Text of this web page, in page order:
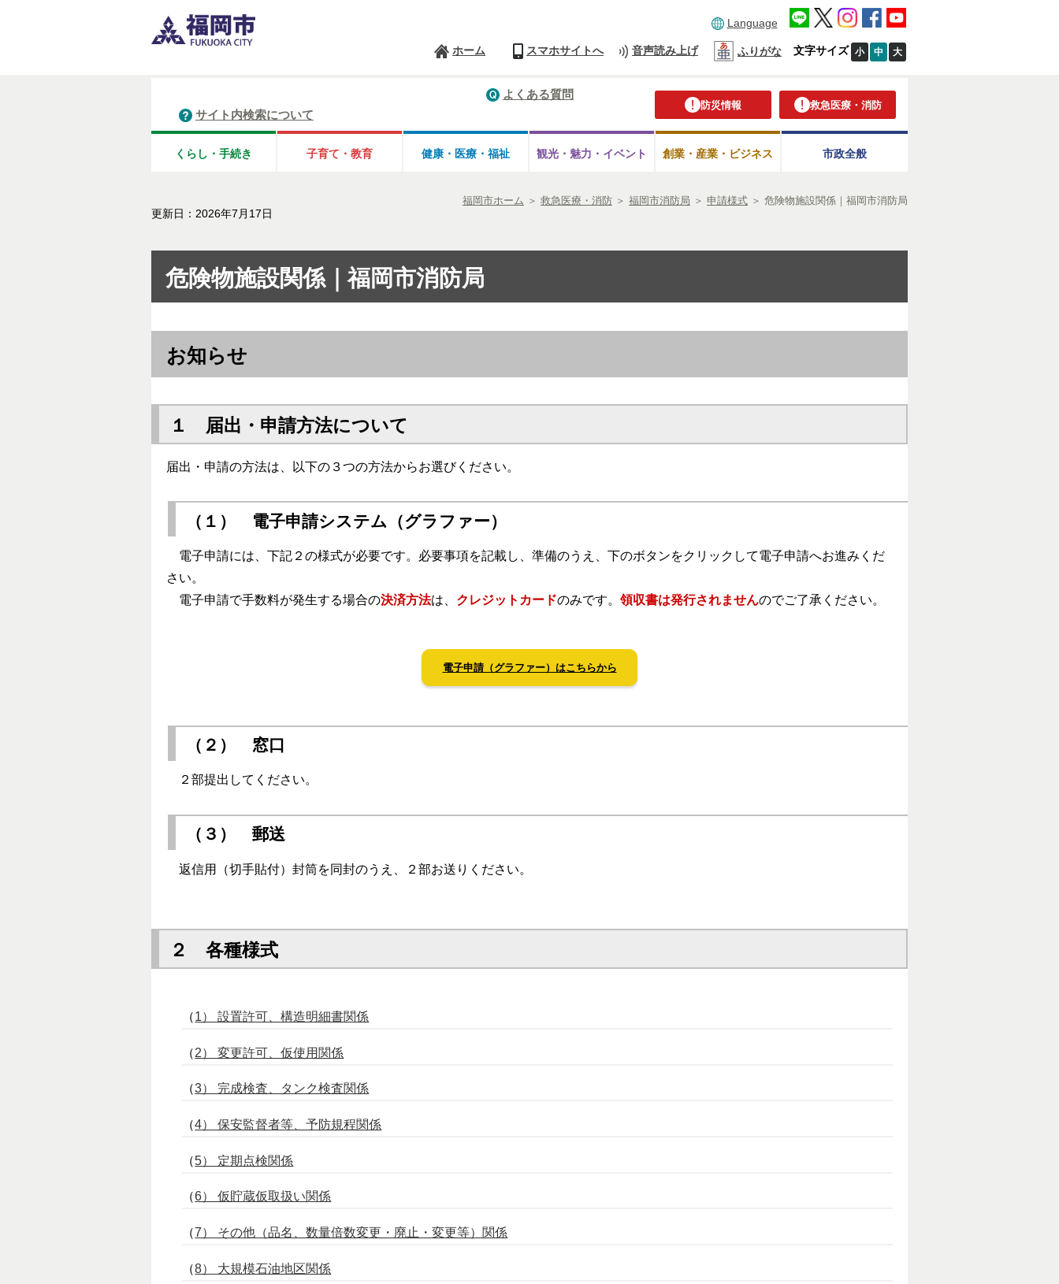
Language
ホーム スマホサイトへ 音声読み上げ ふりがな 文字サイズ 小 中 大
防災情報 救急医療・消防
よくある質問
サイト内検索について
くらし・手続き 子育て・教育 健康・医療・ 福祉 観光・魅力・ イベント 創業・産業・ビジネス 市政全般
福岡市ホーム ＞ 救急医療・消防 ＞ 福岡市消防局 ＞ 申請様式 ＞ 危険物施設関係｜福岡市消防局
更新日：2026年7月17日
危険物施設関係｜福岡市消防局
お知らせ
１ 届出・申請方法について
届出・申請の方法は、以下の３つの方法からお選びください。
（１） 電子申請システム（グラファー）
電子申請には、下記２の様式が必要です。必要事項を記載し、準備のうえ、下のボタンをクリックして電子申請へお進みくだ
さい。
電子申請で手数料が発生する場合の決済方法は、 クレジットカードのみです。領収書は発行されませんのでご了承ください。
電子申請（グラファー）はこちらから
（２） 窓口
２部提出してください。
（３） 郵送
返信用（切手貼付）封筒を同封のうえ、２部お送りください。
２ 各種様式
（1） 設置許可、構造明細書関係
（2） 変更許可、仮使用関係
（3） 完成検査、タンク検査関係
（4） 保安監督者等、予防規程関係
（5） 定期点検関係
（6） 仮貯蔵仮取扱い関係
（7） その他（品名、数量倍数変更・廃止・変更等）関係
（8） 大規模石油地区関係